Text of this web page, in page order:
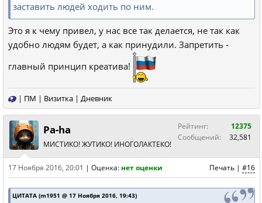
заставить людей ходить по ним.
Это я к чему привел, у нас все так делается, не так как
удобно людям будет, а как принудили. Запретить -
главный принцип креатива!
| ПМ | Визитка | Дневник
Pa-ha
МИСТИКО! ЖУТИКО! ИНОГОЛАКТЕКО!
Рейтинг:
12375
Сообщений:
32,581
Печать | #16
17 Ноября 2016, 20:01 | Оценка: нет оценки
ЦИТАТА (m1951 @ 17 Ноября 2016, 19:43)